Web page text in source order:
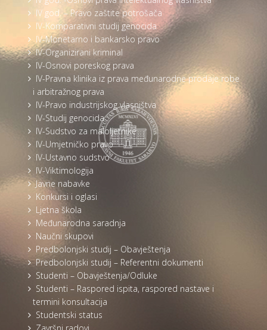
IV god. – Pravo zaštite potrošača
IV-Komparativni studij genocida
IV-Monetarno i bankarsko pravo
IV-Organizirani kriminal
IV-Osnovi poreskog prava
IV-Pravna klinika iz prava međunarodne prodaje robe
i arbitražnog prava
IV-Pravo industrijskog vlasništva
IV-Studij genocida
IV-Sudstvo za maloljetnike
IV-Umjetničko pravo
IV-Ustavno sudstvo
IV-Viktimologija
Javne nabavke
Konkursi i oglasi
Ljetna škola
Međunarodna saradnja
Naučni skupovi
Predbolonjski studij – Obavještenja
Predbolonjski studij – Referentni dokumenti
Studenti – Obavještenja/Odluke
Studenti – Raspored ispita, raspored nastave i
termini konsultacija
Studentski status